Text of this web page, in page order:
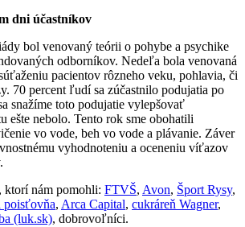
dni účastníkov
bol venovaný teórii o pohybe a psychike
odborníkov. Nedeľa bola venovaná
pacientov rôzneho veku, pohlavia, či
70 percent ľudí sa zúčastnilo podujatia po
snažíme toto podujatie vylepšovať
ešte nebolo. Tento rok sme obohatili
vo vode, beh vo vode a plávanie. Záver
vyhodnoteniu a oceneniu víťazov
ktorí nám pomohli: FTVŠ, Avon, Šport Rysy,
poisťovňa, Arca Capital, cukráreň Wagner,
(luk.sk), dobrovoľníci.